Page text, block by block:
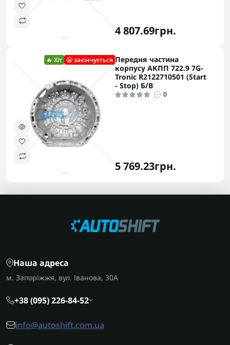
4 807.69грн.
🔥 Хіт 😬 закінчується Передня частина
корпусу АКПП 722.9 7G-
Tronic R2122710501 (Start
- Stop) Б/В
0
5 769.23грн.
Наша адреса
м. Запоріжжя, вул. Іванова, 30А
+38 (095) 226-84-52
info@autoshift.com.ua